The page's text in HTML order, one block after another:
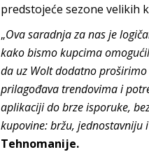
predstojeće sezone velikih
„Ova saradnja za nas je
kako bismo kupcima
da uz Wolt dodatno
prilagođava trendovima i
aplikaciji do brze isporuke,
kupovine: bržu, jednostavniju
Tehnomanije.